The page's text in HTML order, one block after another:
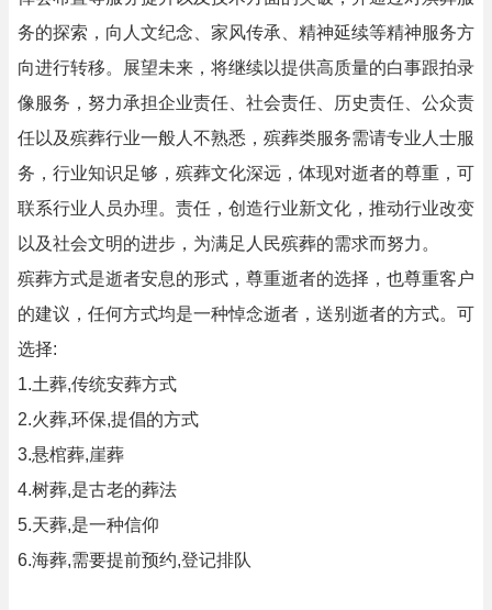
务的探索，向人文纪念、家风传承、精神延续等精神服务方
向进行转移。展望未来，将继续以提供高质量的白事跟拍录
像服务，努力承担企业责任、社会责任、历史责任、公众责
任以及殡葬行业一般人不熟悉，殡葬类服务需请专业人士服
务，行业知识足够，殡葬文化深远，体现对逝者的尊重，可
联系行业人员办理。责任，创造行业新文化，推动行业改变
以及社会文明的进步，为满足人民殡葬的需求而努力。
殡葬方式是逝者安息的形式，尊重逝者的选择，也尊重客户
的建议，任何方式均是一种悼念逝者，送别逝者的方式。可
选择:
1.土葬,传统安葬方式
2.火葬,环保,提倡的方式
3.悬棺葬,崖葬
4.树葬,是古老的葬法
5.天葬,是一种信仰
6.海葬,需要提前预约,登记排队